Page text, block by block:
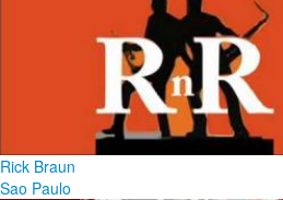
Rick Braun
Sao Paulo